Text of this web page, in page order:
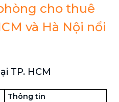
cho thuê
và Hà Nội nổi
TP. HCM
Thông tin